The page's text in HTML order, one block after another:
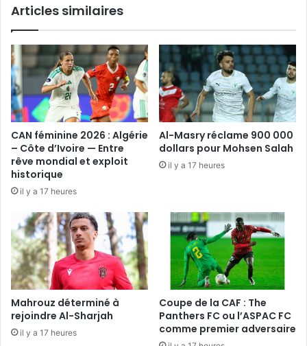
USM
Articles similaires
CAN féminine 2026 : Algérie
– Côte d’Ivoire — Entre
rêve mondial et exploit
historique
il y a 17 heures
Al-Masry réclame 900 000
dollars pour Mohsen Salah
il y a 17 heures
Mahrouz déterminé à
rejoindre Al-Sharjah
il y a 17 heures
Coupe de la CAF : The
Panthers FC ou l’ASPAC FC
comme premier adversaire